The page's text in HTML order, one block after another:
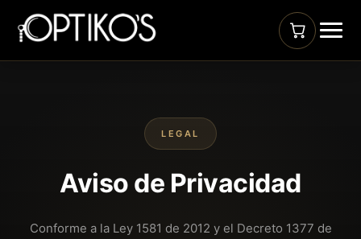
LEGAL
Aviso de Privacidad
Conforme a la Ley 1581 de 2012 y el Decreto 1377 de